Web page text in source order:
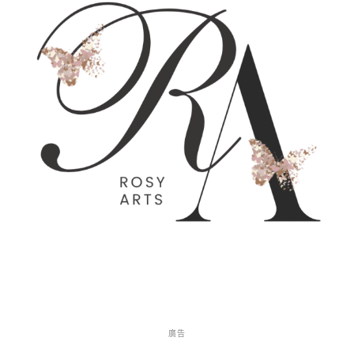
廣告